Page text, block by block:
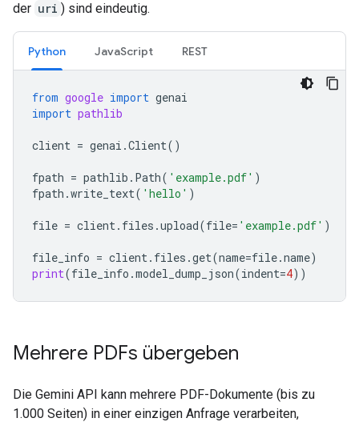
der uri ) sind eindeutig.
Python JavaScript REST
from google import genai
import pathlib
client = genai .Client()
fpath = pathlib . Path( 'example.pdf' )
fpath .write_text( 'hello' )
file = client. files .upload(file= 'example.pdf' )
file_info = client. files .get(name=file.name)
print(file_info .model_dump_json(indent=4))
Mehrere PDFs übergeben
Die Gemini API kann mehrere PDF-Dokumente (bis zu
1.000 Seiten) in einer einzigen Anfrage verarbeiten,